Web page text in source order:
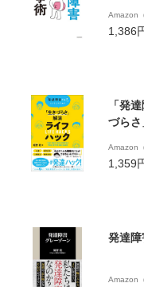
Amazon
1,386
「発
づらさ
Amazon
1,359
発達
Amazon